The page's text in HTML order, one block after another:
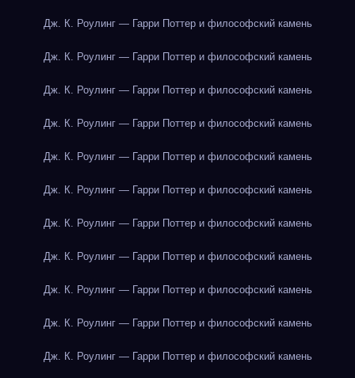
Дж. К. Роулинг — Гарри Поттер и философский камень
Дж. К. Роулинг — Гарри Поттер и философский камень
Дж. К. Роулинг — Гарри Поттер и философский камень
Дж. К. Роулинг — Гарри Поттер и философский камень
Дж. К. Роулинг — Гарри Поттер и философский камень
Дж. К. Роулинг — Гарри Поттер и философский камень
Дж. К. Роулинг — Гарри Поттер и философский камень
Дж. К. Роулинг — Гарри Поттер и философский камень
Дж. К. Роулинг — Гарри Поттер и философский камень
Дж. К. Роулинг — Гарри Поттер и философский камень
Дж. К. Роулинг — Гарри Поттер и философский камень